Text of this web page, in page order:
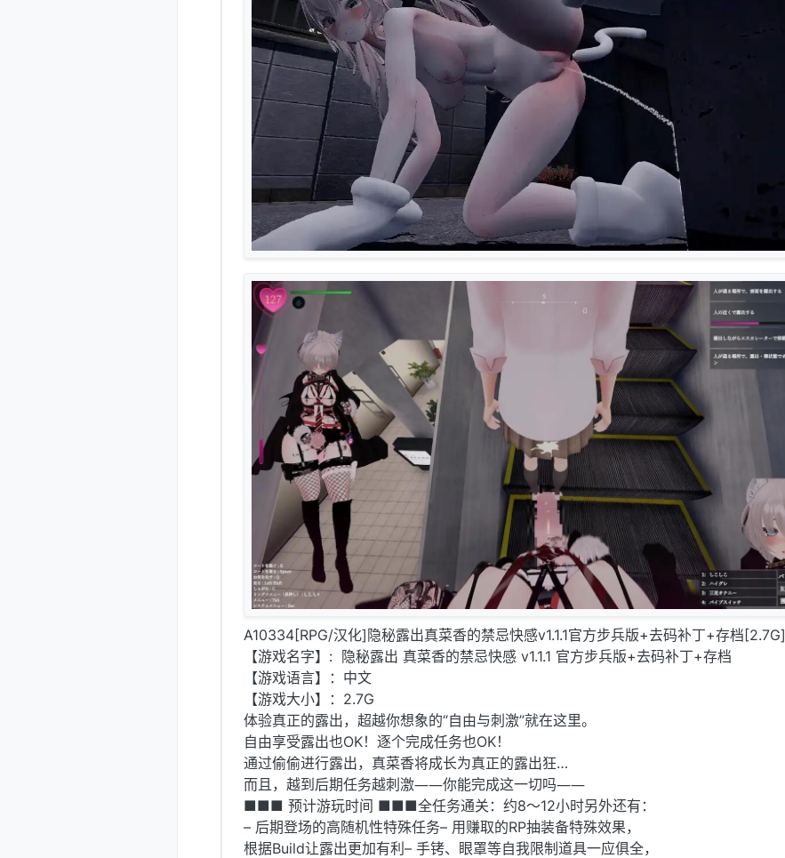
A10334[RPG/汉化]隐秘露出真菜香的禁忌快感v1.1.1官方步兵版+去码补丁+存档[2.7G]
【游戏名字】: 隐秘露出 真菜香的禁忌快感 v1.1.1 官方步兵版+去码补丁+存档
【游戏语言】：中文
【游戏大小】：2.7G
体验真正的露出，超越你想象的“自由与刺激”就在这里。
自由享受露出也OK！逐个完成任务也OK！
通过偷偷进行露出，真菜香将成长为真正的露出狂…
而且，越到后期任务越刺激――你能完成这一切吗――
■■■ 预计游玩时间 ■■■全任务通关：约8〜12小时另外还有：
– 后期登场的高随机性特殊任务– 用赚取的RP抽装备特殊效果，
根据Build让露出更加有利– 手铐、眼罩等自我限制道具一应俱全，